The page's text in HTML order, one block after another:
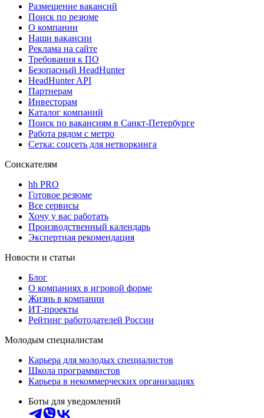
Размещение вакансий
Поиск по резюме
О компании
Наши вакансии
Реклама на сайте
Требования к ПО
Безопасный HeadHunter
HeadHunter API
Партнерам
Инвесторам
Каталог компаний
Поиск по вакансиям в Санкт-Петербурге
Работа рядом с метро
Сетка: соцсеть для нетворкинга
Соискателям
hh PRO
Готовое резюме
Все сервисы
Хочу у вас работать
Производственный календарь
Экспертная рекомендация
Новости и статьи
Блог
О компаниях в игровой форме
Жизнь в компании
ИТ-проекты
Рейтинг работодателей России
Молодым специалистам
Карьера для молодых специалистов
Школа программистов
Карьера в некоммерческих организациях
Боты для уведомлений